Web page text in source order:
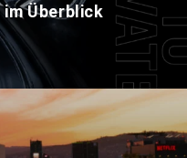
Überblick